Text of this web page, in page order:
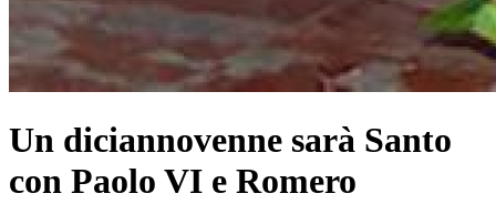
Un diciannovenne sarà Santo
con Paolo VI e Romero